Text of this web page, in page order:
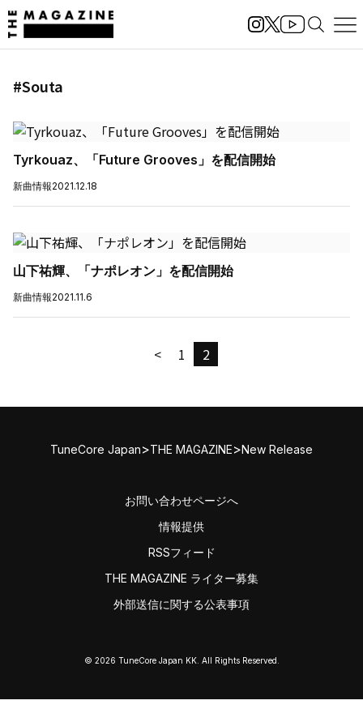
#Souta
Tyrkouaz、「Future Grooves」を配信開始
新曲情報2021.12.18
山下祐輝、「ナポレオン」を配信開始
新曲情報2021.11.6
< 1 2
TuneCore Japan>THE MAGAZINE>New Release
お問い合わせページへ
情報提供
RSSフィード
THE MAGAZINE ライター募集
外部送信に関する公表事項
© 2026 TuneCore Japan KK. All Rights Reserved.